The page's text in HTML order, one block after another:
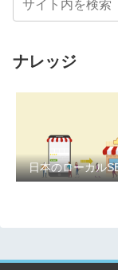
ナレッジ
日本のローカル